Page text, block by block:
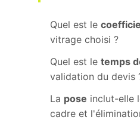
Quel est le
vitrage choisi ?
Quel est le temps
validation du devis
La pose inclut-elle
cadre et